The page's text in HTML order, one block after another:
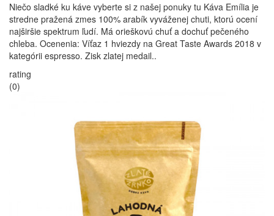
Niečo sladké ku káve vyberte si z našej ponuky tu Káva Emília je
stredne pražená zmes 100% arabík vyváženej chuti, ktorú ocení
najširšie spektrum ľudí. Má orieškovú chuť a dochuť pečeného
chleba. Ocenenia: Víťaz 1 hviezdy na Great Taste Awards 2018 v
kategórii espresso. Zisk zlatej medail..
rating
(0)